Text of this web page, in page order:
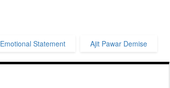
Emotional Statement Ajit Pawar Demise